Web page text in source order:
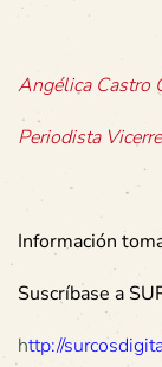
Angélica Castro
Periodista
Información
Suscríbase a
http://